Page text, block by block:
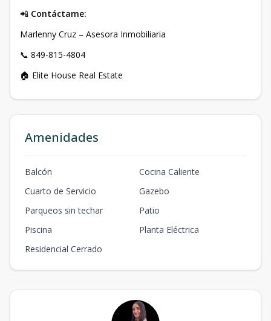
📲 Contáctame:
Marlenny Cruz – Asesora Inmobiliaria
📞 849-815-4804
🏠 Elite House Real Estate
Amenidades
Balcón
Cocina Caliente
Cuarto de Servicio
Gazebo
Parqueos sin techar
Patio
Piscina
Planta Eléctrica
Residencial Cerrado